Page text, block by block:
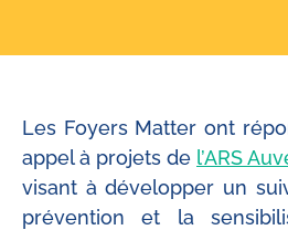
Les Foyers Matter ont
appel à projets de l’ARS
visant à développer un
prévention et la